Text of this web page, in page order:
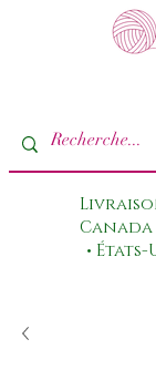
Canada
• États-